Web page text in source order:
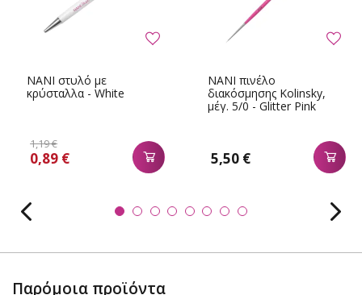
NANI στυλό με
κρύσταλλα - White
1,19 €
0,89 €
NANI πινέλο
διακόσμησης Kolinsky,
μέγ. 5/0 - Glitter Pink
5,50 €
Παρόμοια προϊόντα